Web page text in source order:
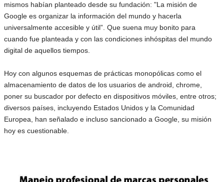
mismos habían planteado desde su fundación: "La misión de
Google es organizar la información del mundo y hacerla
universalmente accesible y útil”. Que suena muy bonito para
cuando fue planteada y con las condiciones inhóspitas del mundo
digital de aquellos tiempos.
Hoy con algunos esquemas de prácticas monopólicas como el
almacenamiento de datos de los usuarios de android, chrome,
poner su buscador por defecto en dispositivos móviles, entre otros;
diversos países, incluyendo Estados Unidos y la Comunidad
Europea, han señalado e incluso sancionado a Google, su misión
hoy es cuestionable.